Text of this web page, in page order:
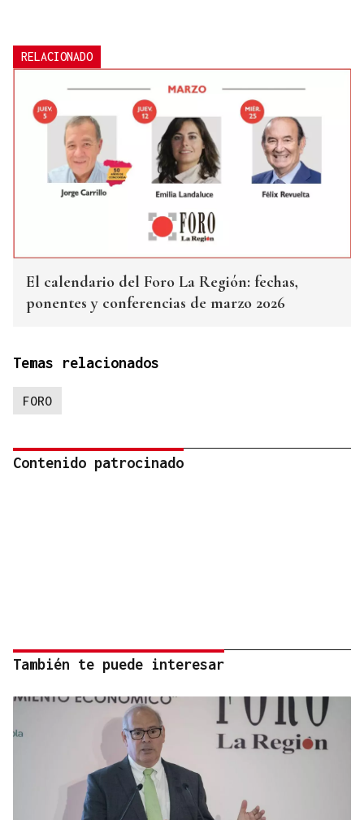
RELACIONADO
El calendario del Foro La Región: fechas,
ponentes y conferencias de marzo 2026
Temas relacionados
FORO
Contenido patrocinado
También te puede interesar